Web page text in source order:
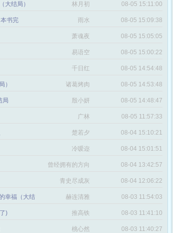
大结局） 林月初 08-05 15:11:00
书完 雨水 08-05 15:09:38
萧魂夜 08-05 15:05:05
易语空 08-05 15:00:22
千日红 08-05 14:54:48
） 诸葛烤肉 08-05 14:53:48
局 殷小妍 08-05 14:48:47
广林 08-05 11:57:33
楚若夕 08-04 15:10:21
冷嗳迩 08-04 15:01:51
曾经拥有的方向
感
08-04 13:42:57
青史尽成灰 08-04 12:06:22
幸福（大结
赫连清雅 08-03 11:54:03
) 推高铁 08-03 11:41:10
桃心然 08-03 11:40:27